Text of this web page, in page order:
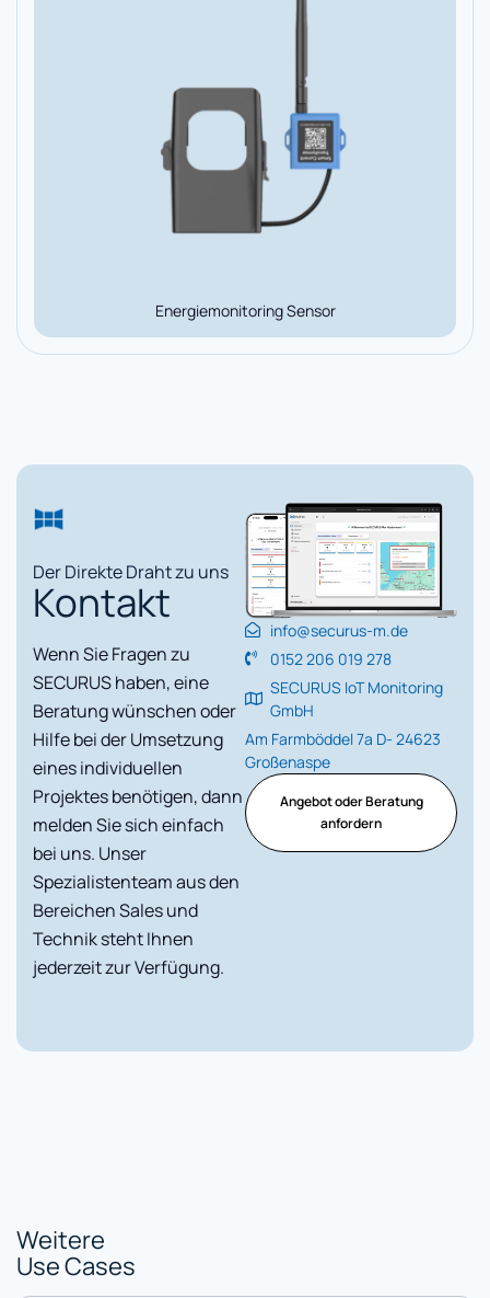
Energiemonitoring Sensor
Der Direkte Draht zu uns
Kontakt
Wenn Sie Fragen zu
SECURUS haben, eine
Beratung wünschen oder
Hilfe bei der Umsetzung
eines individuellen
Projektes benötigen, dann
melden Sie sich einfach
bei uns. Unser
Spezialistenteam aus den
Bereichen Sales und
Technik steht Ihnen
jederzeit zur Verfügung.
Angebot oder Beratung
anfordern
info@securus-m.de
0152 206 019 278
SECURUS IoT Monitoring
GmbH
Am Farmböddel 7a D- 24623
Großenaspe
Weitere
Use Cases